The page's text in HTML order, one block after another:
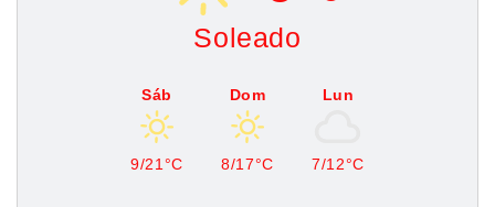
Soleado
Sáb
9/21°C
Dom
8/17°C
Lun
7/12°C